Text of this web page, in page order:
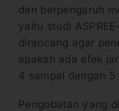
dan berpengaruh
yaitu studi
dirancang agar
apakah ada efek
4 sampai dengan
Pengobatan yang